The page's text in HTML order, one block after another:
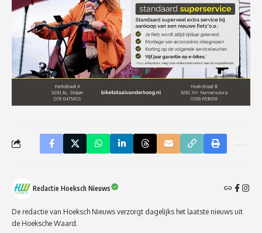
Redactie Hoeksch Nieuws
De redactie van Hoeksch Nieuws verzorgt dagelijks het laatste nieuws uit
de Hoeksche Waard.